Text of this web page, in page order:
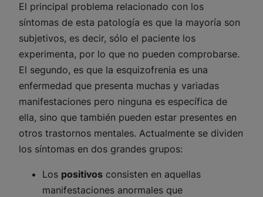
El principal problema relacionado con los
síntomas de esta patología es que la mayoría son
subjetivos, es decir, sólo el paciente los
experimenta, por lo que no pueden comprobarse.
El segundo, es que la esquizofrenia es una
enfermedad que presenta muchas y variadas
manifestaciones pero ninguna es específica de
ella, sino que también pueden estar presentes en
otros trastornos mentales. Actualmente se dividen
los síntomas en dos grandes grupos:
Los positivos consisten en aquellas
manifestaciones anormales que